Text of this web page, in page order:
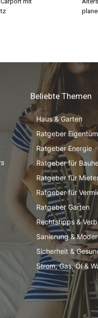
Beliebte Themen
Haus & Garten
Ratgeber
Ratgeber Energie
Ratgeber für
Ratgeber für
Ratgeber für
Ratgeber Garten
Rechtstipps &
Sanierung &
Sicherheit &
Strom, Gas, Öl &